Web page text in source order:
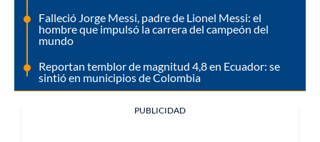
Falleció Jorge Messi, padre de Lionel Messi: el
hombre que impulsó la carrera del campeón del
mundo
Reportan temblor de magnitud 4,8 en Ecuador: se
sintió en municipios de Colombia
PUBLICIDAD